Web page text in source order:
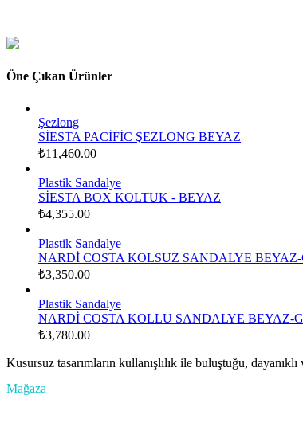
Öne Çıkan Ürünler
Şezlong
SİESTA PACİFİC ŞEZLONG BEYAZ
₺11,460.00
Plastik Sandalye
SİESTA BOX KOLTUK - BEYAZ
₺4,355.00
Plastik Sandalye
NARDİ COSTA KOLSUZ SANDALYE
₺3,350.00
Plastik Sandalye
NARDİ COSTA KOLLU SANDALYE BEYAZ-
₺3,780.00
Kusursuz tasarımların kullanışlılık ile buluştuğu,
Mağaza